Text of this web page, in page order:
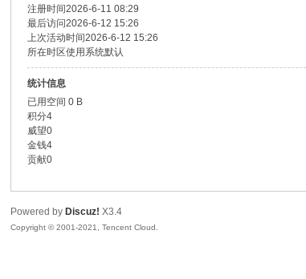
注册时间2026-6-11 08:29
最后访问2026-6-12 15:26
上次活动时间2026-6-12 15:26
所在时区使用系统默认
统计信息
已用空间 0 B
积分4
威望0
金钱4
贡献0
Powered by Discuz! X3.4
Copyright © 2001-2021, Tencent Cloud.